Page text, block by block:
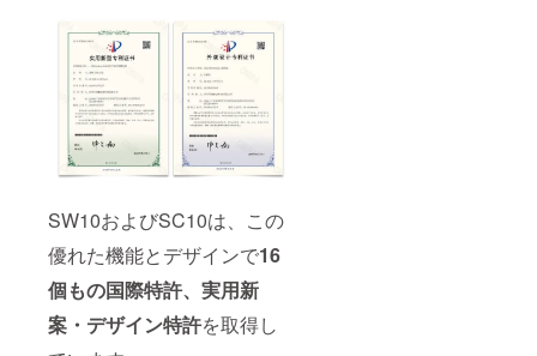
SW10およびSC10は、この
優れた機能とデザインで16
個もの国際特許、実用新
案・デザイン特許を取得し